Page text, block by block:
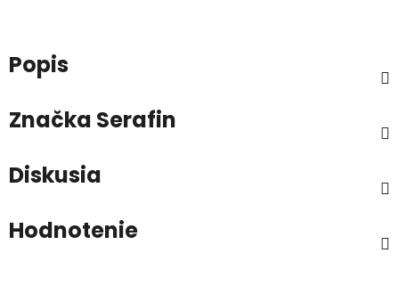
Popis
Značka Serafin
Diskusia
Hodnotenie